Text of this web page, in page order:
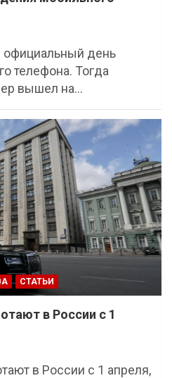
официальный день
телефона. Тогда
вышел на…
СТАТЬИ
в России с 1
в России с 1 апреля,